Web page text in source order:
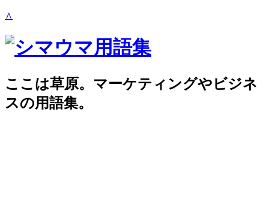
∧
ここは草原。マーケティングやビジネ
スの用語集。